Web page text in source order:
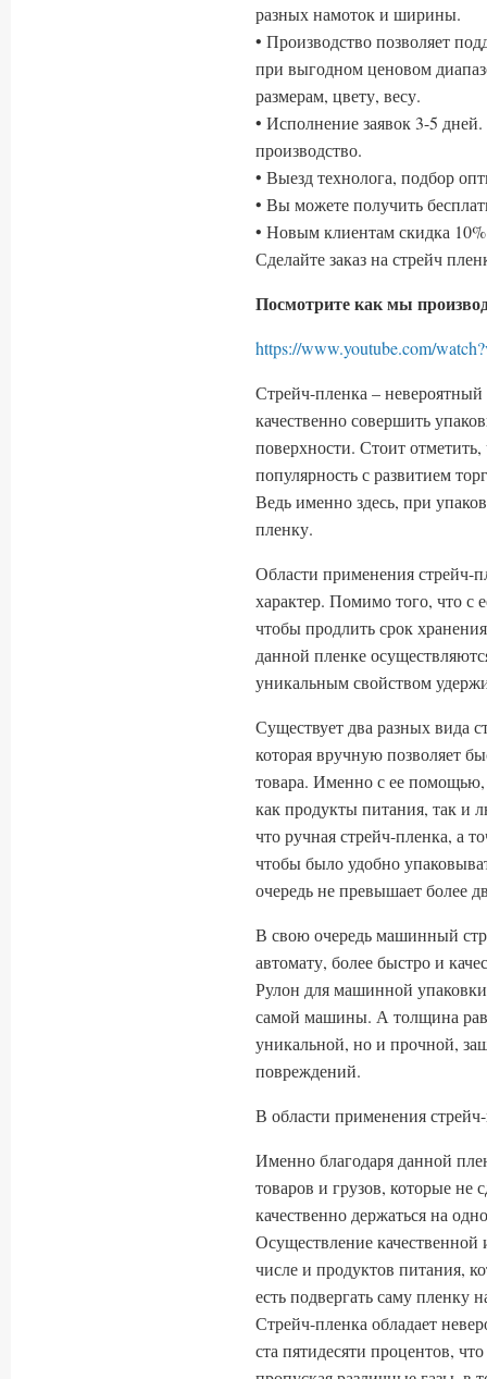
разных намоток и ширины.
• Производство позволяет
при выгодном ценовом
размерам, цвету, весу.
• Исполнение заявок 3-5
производство.
• Выезд технолога, подбор
• Вы можете получить
• Новым клиентам скидка 10%
Сделайте заказ на стрейч
Посмотрите как мы
https://www.youtube.com/
Стрейч-пленка –
качественно совершить
поверхности. Стоит
популярность с развитием
Ведь именно здесь, при
пленку.
Области применения
характер. Помимо того, что
чтобы продлить срок
данной пленке
уникальным свойством
Существует два разных вида
которая вручную позволяет
товара. Именно с ее
как продукты питания, так и
что ручная стрейч-пленка, а
чтобы было удобно
очередь не превышает более
В свою очередь машинный
автомату, более быстро и
Рулон для машинной
самой машины. А толщина
уникальной, но и прочной,
повреждений.
В области применения
Именно благодаря данной
товаров и грузов, которые не
качественно держаться на
Осуществление
числе и продуктов питания,
есть подвергать саму пленку
Стрейч-пленка обладает
ста пятидесяти процентов,